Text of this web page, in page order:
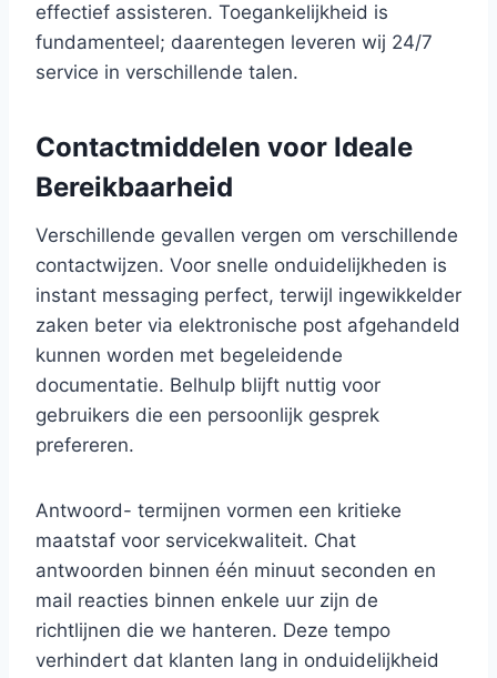
effectief assisteren. Toegankelijkheid is
fundamenteel; daarentegen leveren wij 24/7
service in verschillende talen.
Contactmiddelen voor Ideale
Bereikbaarheid
Verschillende gevallen vergen om verschillende
contactwijzen. Voor snelle onduidelijkheden is
instant messaging perfect, terwijl ingewikkelder
zaken beter via elektronische post afgehandeld
kunnen worden met begeleidende
documentatie. Belhulp blijft nuttig voor
gebruikers die een persoonlijk gesprek
prefereren.
Antwoord- termijnen vormen een kritieke
maatstaf voor servicekwaliteit. Chat
antwoorden binnen één minuut seconden en
mail reacties binnen enkele uur zijn de
richtlijnen die we hanteren. Deze tempo
verhindert dat klanten lang in onduidelijkheid